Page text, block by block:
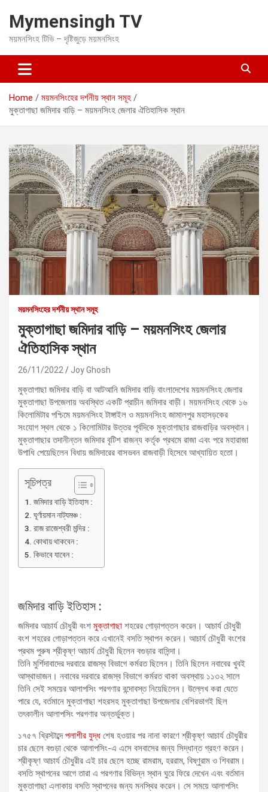
t
c
Mymensingh TV
ময়মনসিংহ টিভি – দৃষ্টিজুড়ে ময়মনসিংহ
Home
ময়মনসিংহের দর্শনীয় স্থান সমূহ
মুক্তাগাছা জমিদার বাড়ি – ময়মনসিংহ জেলার ঐতিহাসিক স্থান
ময়মনসিংহের দর্শনীয় স্থান সমূহ
মুক্তাগাছা জমিদার বাড়ি – ময়মনসিংহ জেলার
ঐতিহাসিক স্থান
26/11/2022 Joy Ghosh
মুক্তাগাছা জমিদার বাড়ি বা আটআনি জমিদার বাড়ি বাংলাদেশের ময়মনসিংহ জেলার
মুক্তাগাছা উপজেলায় অবস্থিত একটি প্রাচীন জমিদার বাড়ী। ময়মনসিংহ থেকে ১৬
কিলোমিটার পশ্চিমে ময়মনসিংহ টাঙ্গাইল ও ময়মনসিংহ জামালপুর মহাসড়কের
সংযোগ স্থল থেকে ১ কিলোমিটার উত্তর পূর্বদিকে মুক্তাগাছার রাজবাড়ির অবস্থান।
মুক্তাগাছার তদানীন্তন জমিদার বৃটিশ রাজন্য কর্তৃক প্রথমে রাজা এবং পরে মহারাজা
উপাধি পেয়েছিলেন বিধায় জমিদারের বাসভবন রাজবাড়ী হিসেবে আখ্যায়িত হতো।
সূচিপত্র
জমিদার বাড়ি ইতিহাস :
ঘূর্ণায়মান নাট্যমঞ্চ :
রাজ রাজেশ্বরী মন্দির :
কোথায় থাকবেন :
কিভাবে যাবেন :
জমিদার বাড়ি ইতিহাস :
জমিদার আচার্য চৌধুরী বংশ মুক্তাগাছা শহরের গোড়াপত্তন করেন। আচার্য চৌধুরী
বংশ শহরের গোড়াপত্তন করে এখানেই বসতি স্থাপন করেন। আচার্য চৌধুরী বংশের
প্রথম পুরুষ শ্রীকৃষ্ণ আচার্য চৌধুরী ছিলেন বগুড়ার বাসিন্দা।
তিনি মুর্শিদাবাদের দরবারে রাজস্ব বিভাগে কর্মরত ছিলেন। তিনি ছিলেন নবাবের খুবই
আস্থাভাজন। নবাবের দরবারে রাজস্ব বিভাগে কর্মরত থাকা অবস্থায় ১১৩২ সালে
তিনি সেই সময়ের আলাপসিং পরগণার বন্দোবস্ত নিয়েছিলেন। উল্লেখ করা যেতে
পারে যে, বর্তমানে মুক্তাগাছা শহরসহ মুক্তাগাছা উপজেলার বেশিরভাগই ছিল
তৎকালীন আলাপসিং পরগণার অন্তর্ভুক্ত।
১৭৫৭ খ্রিস্টাব্দেপলাশীর যুদ্ধ শেষ হওয়ার পর নানা কারণে শ্রীকৃষ্ণ আচার্য চৌধুরীর
চার ছেলে বগুড়া থেকে আলাপসিং-এ এসে বসবাসের জন্য সিদ্ধান্ত গ্রহণ করেন।
শ্রীকৃষ্ণ আচার্য চৌধুরীর এই চার ছেলে হচ্ছে রামরাম, হররাম, বিষ্ণুরাম ও শিবরাম।
বসতি স্থাপনের আগে তারা এ পরগণার বিভিন্ন স্থান ঘুরে ফিরে দেখেন এবং বর্তমান
মুক্তাগাছা এলাকায় বসতি স্থাপনের জন্য মনস্থির করেন। সে সময়ে আলাপসিং